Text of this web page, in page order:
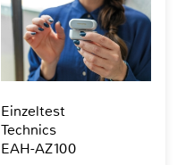
Einzeltest
Technics
EAH-AZ100